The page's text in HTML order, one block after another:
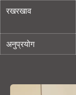
रखरखाव
अनुप्रयोग